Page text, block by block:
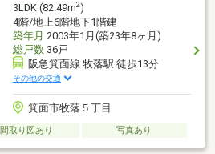
3LDK (82.49m2)
4階/地上6階地下1階建
築年月 2003年1月(築23年8ヶ月)
総戸数36戸
阪急箕面線 牧落駅 徒歩13分
その他の交通
箕面市牧落５丁目
間取り図あり 写真あり